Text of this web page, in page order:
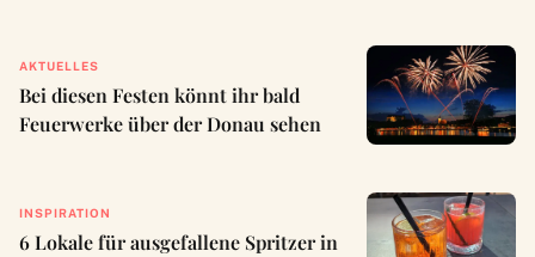
AKTUELLES
Bei diesen Festen könnt ihr bald
Feuerwerke über der Donau sehen
INSPIRATION
6 Lokale für ausgefallene Spritzer in